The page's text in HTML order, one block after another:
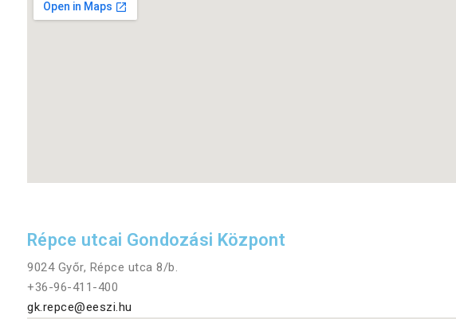
Répce utcai Gondozási Központ
9024 Győr, Répce utca 8/b.
+36-96-411-400
gk.repce@eeszi.hu